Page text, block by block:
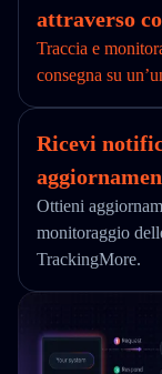
attraverso
Traccia e
consegna su
Ricevi
Ottieni
monitoraggio
TrackingMore.